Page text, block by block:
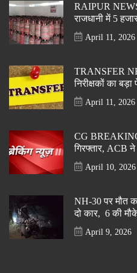
RAIPUR
राजधानी में 5
April 11, 2026
TRANSFER
निरीक्षकों का
April 11, 2026
CG
गिरफ्तार, ACB
April 10, 2026
NH-30 पर मौत
दो कार, 6 की
April 9, 2026